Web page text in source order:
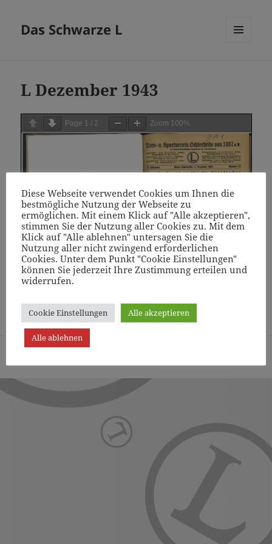
Das Schwarze L
L Dezember 1943
Page 1 / 2 Zoom 100%
Page1/2 Zoom100%
Diese Webseite verwendet Cookies um Ihnen die
bestmögliche Nutzung der Webseite zu
ermöglichen. Mit einem Klick auf "Alle akzeptieren",
stimmen Sie der Nutzung aller Cookies zu. Mit dem
Klick auf "Alle ablehnen" untersagen Sie die
Nutzung aller nicht zwingend erforderlichen
Cookies. Unter dem Punkt "Cookie Einstellungen"
können Sie jederzeit Ihre Zustimmung erteilen und
widerrufen.
Cookie Einstellungen Alle akzeptieren
Alle ablehnen